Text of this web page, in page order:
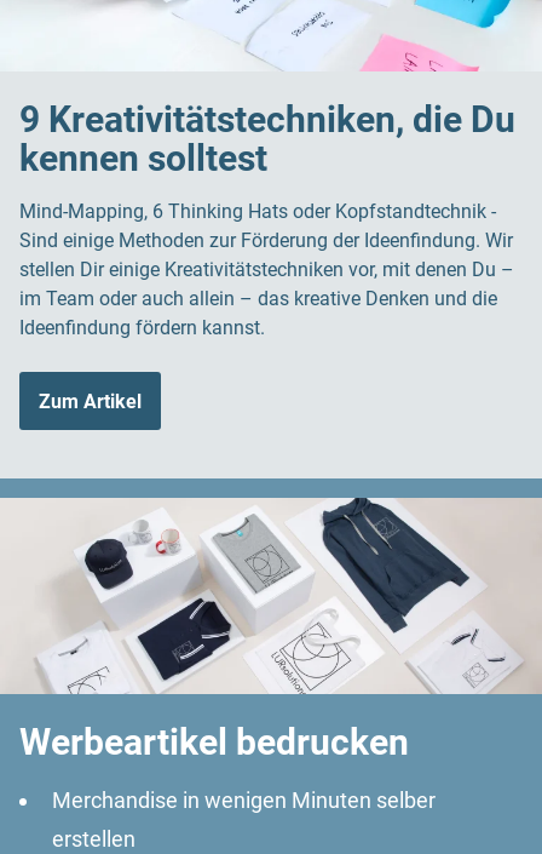
9 Kreativitätstechniken, die Du
kennen solltest
Mind-Mapping, 6 Thinking Hats oder Kopfstandtechnik -
Sind einige Methoden zur Förderung der Ideenfindung. Wir
stellen Dir einige Kreativitätstechniken vor, mit denen Du –
im Team oder auch allein – das kreative Denken und die
Ideenfindung fördern kannst.
Zum Artikel
Werbeartikel bedrucken
Merchandise in wenigen Minuten selber
erstellen